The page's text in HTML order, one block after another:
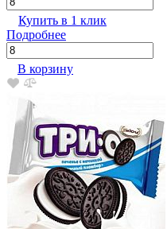
Купить в 1 клик
Подробнее
В корзину